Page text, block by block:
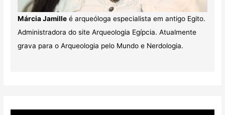
Márcia Jamilleé arqueóloga especialista em antigo Egito.
Administradora do site Arqueologia Egípcia. Atualmente
grava para o Arqueologia pelo Mundo e Nerdologia.